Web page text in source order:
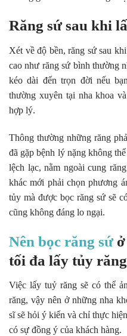
Răng sứ sau khi
Xét về độ bền, răng sứ sau
cao như răng sứ bình thường
kéo dài đến trọn đời nếu
thường xuyên tại nha khoa
hợp lý.
Thông thường những răng
đã gặp bệnh lý nặng không
lệch lạc, nằm ngoài cung
khác mới phải chọn phương
tủy mà được bọc răng sứ sẽ
cũng không đáng lo ngại.
Nên bọc răng sứở
tối đa lấy tủy răng
Việc lấy tuỷ răng sẽ có thể
răng, vậy nên ở những nha
sĩ sẽ hỏi ý kiến và chỉ thực
có sự đồng ý của khách hàng.